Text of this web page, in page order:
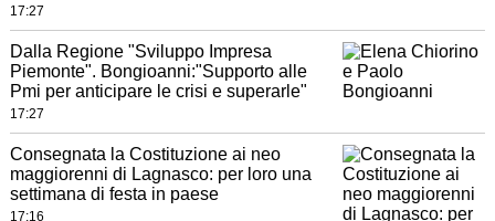
17:27
Dalla Regione "Sviluppo Impresa
Piemonte". Bongioanni:"Supporto alle
Pmi per anticipare le crisi e superarle"
17:27
Consegnata la Costituzione ai neo
maggiorenni di Lagnasco: per loro una
settimana di festa in paese
17:16